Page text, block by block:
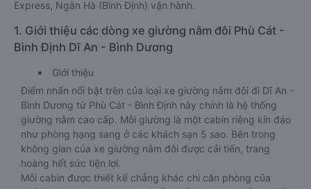
Express, Ngàn Hà (Bình Định) vận hành.
1. Giới thiệu các dòng xe giường nằm đôi Phù Cát -
Bình Định Dĩ An - Bình Dương
Giới thiệu
Điểm nhấn nổi bật trên của loại xe giường nằm đôi đi Dĩ An -
Bình Dương từ Phù Cát - Bình Định này chính là hệ thống
giường nằm cao cấp. Mỗi giường là một cabin riêng kín đáo
như phòng hạng sang ở các khách sạn 5 sao. Bên trong
không gian của xe giường nằm đôi được cải tiến, trang
hoàng hết sức tiện lợi.
Mỗi cabin được thiết kế chẳng khác chi căn phòng của